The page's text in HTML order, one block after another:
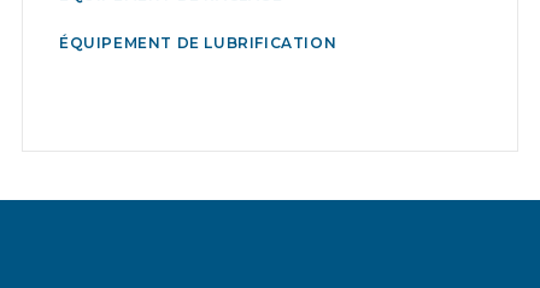
ÉQUIPEMENT DE LUBRIFICATION